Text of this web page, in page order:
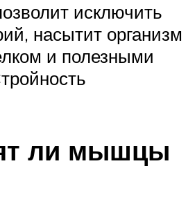
исключить
насытит организм
и полезными
ли мышцы